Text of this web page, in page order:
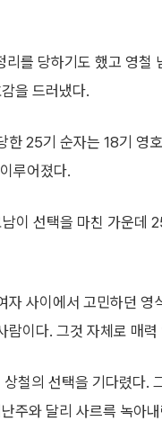
를 당하기도 했고 영
을 드러냈다.
25기 순자는 18기 영
루어졌다.
이 선택을 마친 가운데
자 사이에서 고민하던
람이다. 그것 자체로 매
철의 선택을 기다렸다.
주와 달리 사르륵 녹아